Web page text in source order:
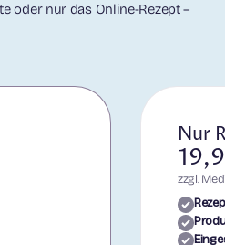
oder nur das Online-Rezept –
Nur
zzgl.